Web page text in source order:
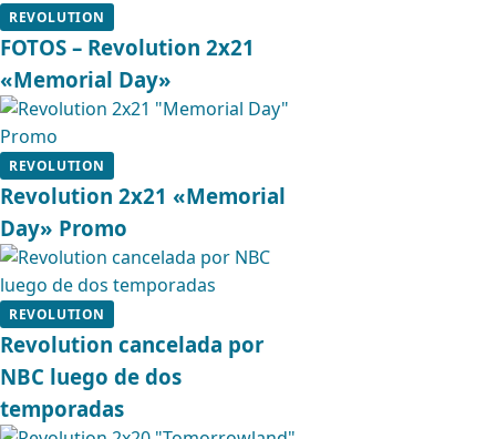
REVOLUTION
FOTOS – Revolution 2x21
«Memorial Day»
REVOLUTION
Revolution 2x21 «Memorial
Day» Promo
REVOLUTION
Revolution cancelada por
NBC luego de dos
temporadas